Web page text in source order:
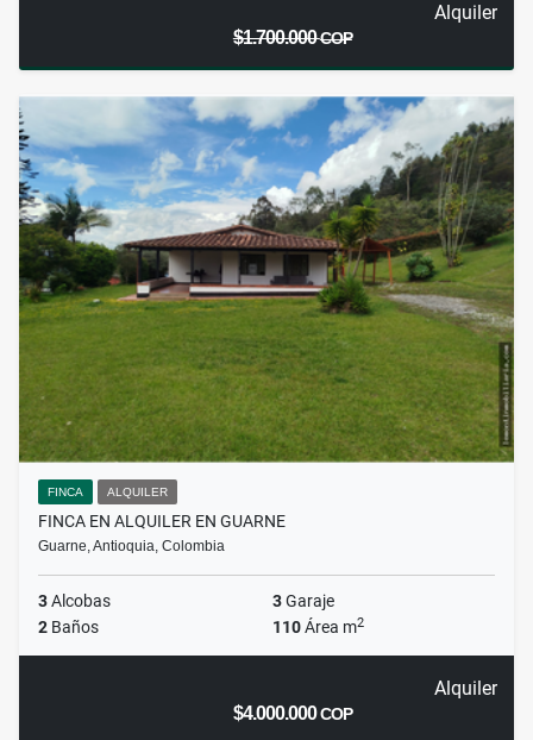
Alquiler
$1.700.000COP
FINCA ALQUILER
FINCA EN ALQUILER EN GUARNE
Guarne, Antioquia, Colombia
3Alcobas 3Garaje
2 Baños 110Área m2
Alquiler
$4.000.000COP